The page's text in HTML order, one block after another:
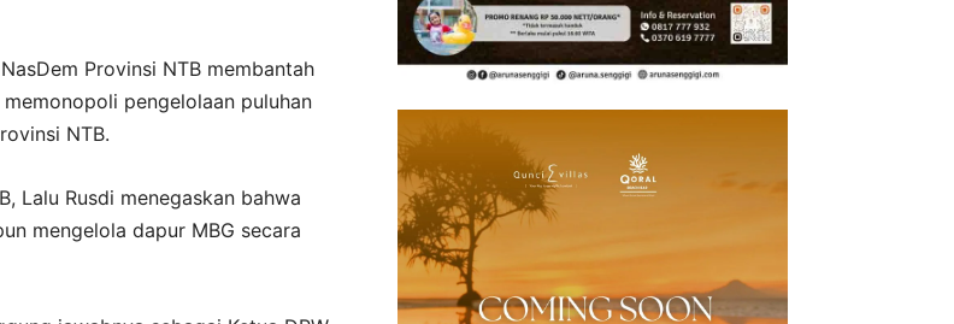
Provinsi NTB membantah
pengelolaan puluhan
NTB.
Lalu Rusdi menegaskan bahwa
mengelola dapur MBG secara